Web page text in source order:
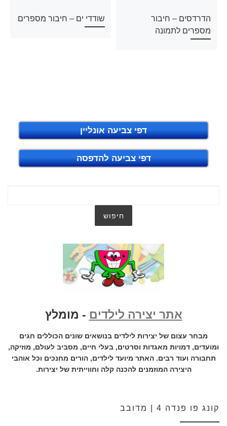
הדרדסים – חיבור
מספרים לתמונה
שודדי ים – חיבור מספרים
דפי צביעה אונליין
דפי צביעה להדפסה
אתר יצירה לילדים - מומלץ
מבחר עצום של יצירות לילדים בנושאים שונים הכוללים חגים
ומועדים, דמויות מאגדות וסרטים, בעלי חיים, מסביב לעולם, מוזיקה,
תחבורה ועוד רבים. האתר מיועד לילדים, הורים מחנכים וכל אוהבי
היצירה המוזמנים להכנה קלה וחווייתית של יצירות.
קונג פו פנדה 4 | מדובב